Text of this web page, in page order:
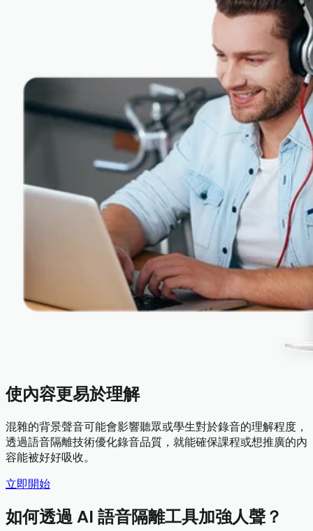
使內容更易於理解
混雜的背景聲音可能會影響聽眾或學生對於錄音的理解程度，
透過語音隔離技術優化錄音品質，就能確保課程或想推廣的內
容能被好好吸收。
立即開始
如何透過 AI 語音隔離工具加強人聲？